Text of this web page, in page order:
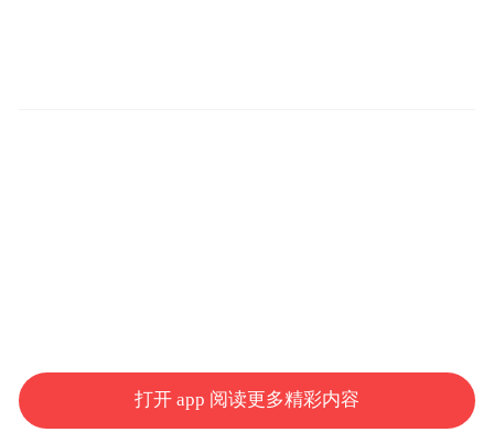
我看得是一份热闹，我不满足，我看得是人
心。”
打开 app 阅读更多精彩内容